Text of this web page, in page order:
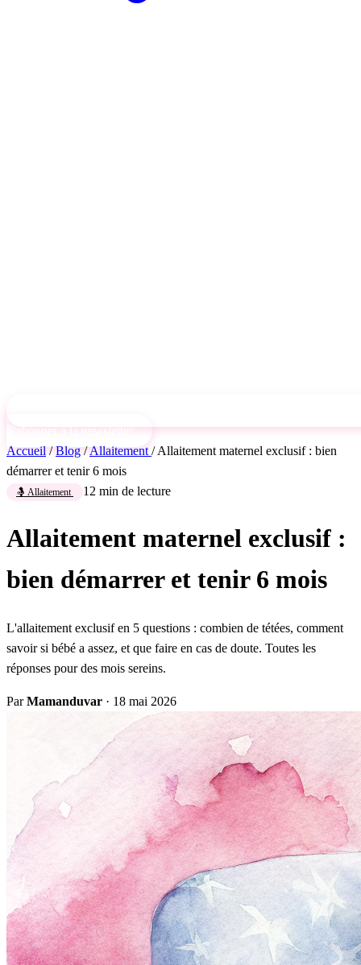
S'abonner à la newsletter
Accueil / Blog /Allaitement / Allaitement maternel exclusif : bien
démarrer et tenir 6 mois
🤱 Allaitement 12 min de lecture
Allaitement maternel exclusif :
bien démarrer et tenir 6 mois
L'allaitement exclusif en 5 questions : combien de tétées, comment
savoir si bébé a assez, et que faire en cas de doute. Toutes les
réponses pour des mois sereins.
ParMamanduvar · 18 mai 2026